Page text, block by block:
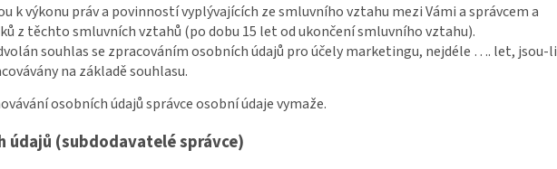
k výkonu práv a povinností vyplývajících ze smluvního vztahu mezi Vámi a správcem a
z těchto smluvních vztahů (po dobu 15 let od ukončení smluvního vztahu).
souhlas se zpracováním osobních údajů pro účely marketingu, nejdéle …. let, jsou-li
na základě souhlasu.
osobních údajů správce osobní údaje vymaže.
údajů (subdodavatelé správce)